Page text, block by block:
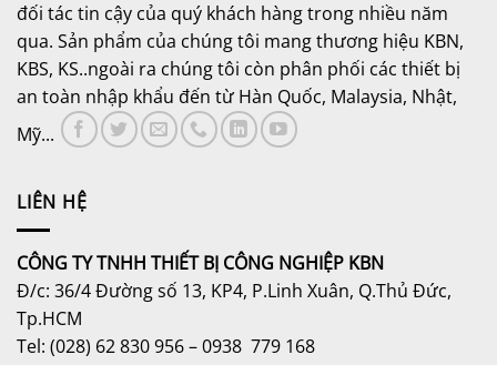
đối tác tin cậy của quý khách hàng trong nhiều năm
qua. Sản phẩm của chúng tôi mang thương hiệu KBN,
KBS, KS..ngoài ra chúng tôi còn phân phối các thiết bị
an toàn nhập khẩu đến từ Hàn Quốc, Malaysia, Nhật,
Mỹ...
LIÊN HỆ
CÔNG TY TNHH THIẾT BỊ CÔNG NGHIỆP KBN
Đ/c: 36/4 Đường số 13, KP4, P.Linh Xuân, Q.Thủ Đức,
Tp.HCM
Tel: (028) 62 830 956 – 0938 779 168